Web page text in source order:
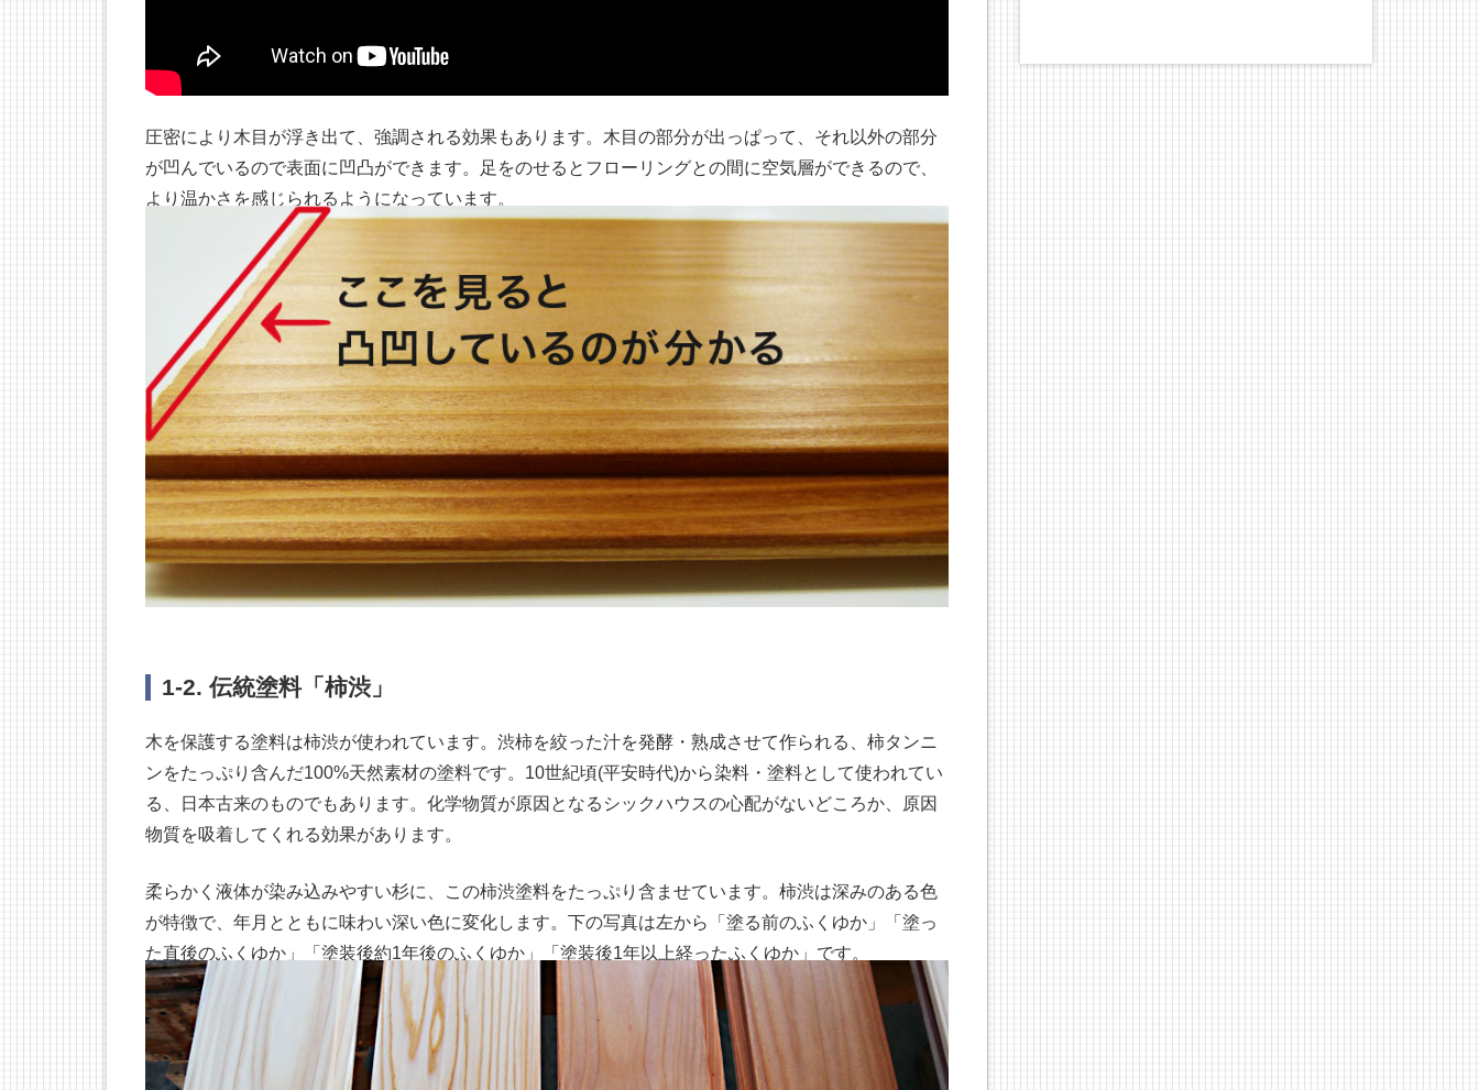
圧密により木目が浮き出て、強調される効果もあります。木目の部分が出っぱって、それ以外の部分
が凹んでいるので表面に凹凸ができます。足をのせるとフローリングとの間に空気層ができるので、
より温かさを感じられるようになっています。
1-2. 伝統塗料「柿渋」
木を保護する塗料は柿渋が使われています。渋柿を絞った汁を発酵・熟成させて作られる、柿タンニ
ンをたっぷり含んだ100%天然素材の塗料です。10世紀頃(平安時代)から染料・塗料として使われてい
る、日本古来のものでもあります。化学物質が原因となるシックハウスの心配がないどころか、原因
物質を吸着してくれる効果があります。
柔らかく液体が染み込みやすい杉に、この柿渋塗料をたっぷり含ませています。柿渋は深みのある色
が特徴で、年月とともに味わい深い色に変化します。下の写真は左から「塗る前のふくゆか」「塗っ
た直後のふくゆか」「塗装後約1年後のふくゆか」「塗装後1年以上経ったふくゆか」です。